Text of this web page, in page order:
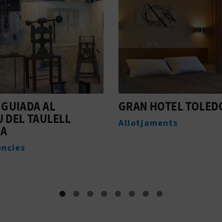
TOLEDO MUSEU DEL TAULELL
D'ONDA MANOLO
SAFONT